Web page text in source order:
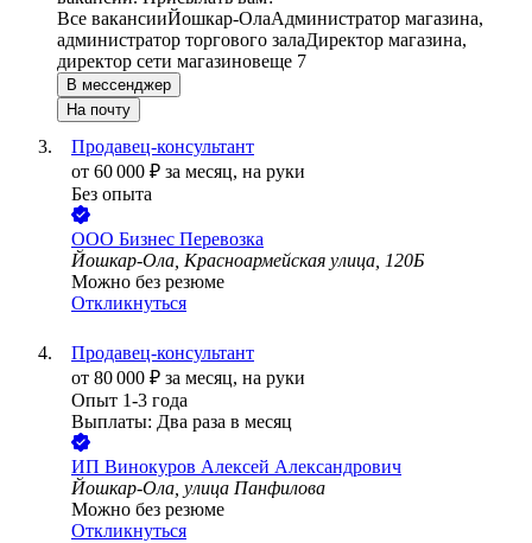
Все вакансииЙошкар-ОлаАдминистратор магазина,
администратор торгового залаДиректор магазина,
директор сети магазиновеще 7
В мессенджер
На почту
Продавец-консультант
от 60 000 ₽ за месяц, на руки
Без опыта
ООО Бизнес Перевозка
Йошкар-Ола, Красноармейская улица, 120Б
Можно без резюме
Откликнуться
Продавец-консультант
от 80 000 ₽ за месяц, на руки
Опыт 1-3 года
Выплаты: Два раза в месяц
ИП Винокуров Алексей Александрович
Йошкар-Ола, улица Панфилова
Можно без резюме
Откликнуться